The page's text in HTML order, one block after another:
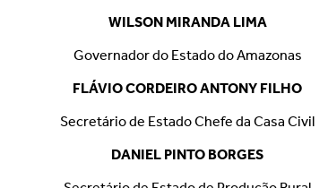
WILSON MIRANDA LIMA
Governador do Estado do Amazonas
FLÁVIO CORDEIRO ANTONY FILHO
Secretário de Estado Chefe da Casa Civil
DANIEL PINTO BORGES